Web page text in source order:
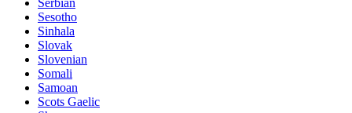
Sesotho
Sinhala
Slovak
Slovenian
Somali
Samoan
Scots Gaelic